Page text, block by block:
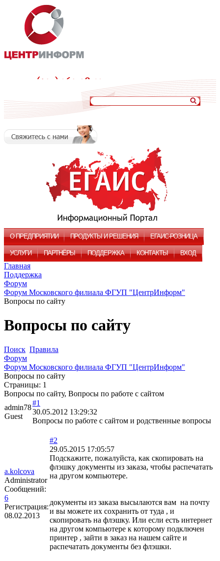
О ПРЕДПРИЯТИИ ПРОДУКТЫ И РЕШЕНИЯ ЕГАИС-РОЗНИЦА
УСЛУГИ ПАРТНЁРЫ ПОДДЕРЖКА КОНТАКТЫ ВХОД
Главная
Поддержка
Форум
Форум Московского филиала ФГУП "ЦентрИнформ"
Вопросы по сайту
Вопросы по сайту
Поиск Правила
Форум
Форум Московского филиала ФГУП "ЦентрИнформ"
Вопросы по сайту
Страницы: 1
Вопросы по сайту, Вопросы по работе с сайтом
admin78
Guest
#1
30.05.2012 13:29:32
Вопросы по работе с сайтом и родственные вопросы
a.kolcova
Administrator
Сообщений:
6
Регистрация:
08.02.2013
#2
29.05.2015 17:05:57
Подскажите, пожалуйста, как скопировать на
флэшку документы из заказа, чтобы распечатать
на другом компьютере.
документы из заказа высылаются вам на почту
и вы можете их сохранить от туда , и
скопировать на флэшку. Или если есть интернет
на другом компьютере к которому подключен
принтер , зайти в заказ на нашем сайте и
распечатать документы без флэшки.